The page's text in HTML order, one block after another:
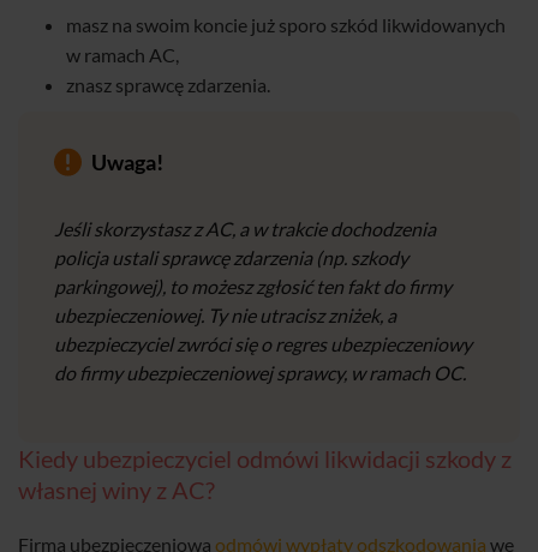
masz na swoim koncie już sporo szkód likwidowanych
w ramach AC,
znasz sprawcę zdarzenia.
Uwaga!
Jeśli skorzystasz z AC, a w trakcie dochodzenia
policja ustali sprawcę zdarzenia (np. szkody
parkingowej), to możesz zgłosić ten fakt do firmy
ubezpieczeniowej. Ty nie utracisz zniżek, a
ubezpieczyciel zwróci się o regres ubezpieczeniowy
do firmy ubezpieczeniowej sprawcy, w ramach OC.
Kiedy ubezpieczyciel odmówi likwidacji szkody z
własnej winy z AC?
Firma ubezpieczeniowa odmówi wypłaty odszkodowania we